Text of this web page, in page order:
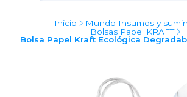
Inicio
Mundo Insumos y
Bolsas Papel KRAFT
Bolsa Papel Kraft Ecológica